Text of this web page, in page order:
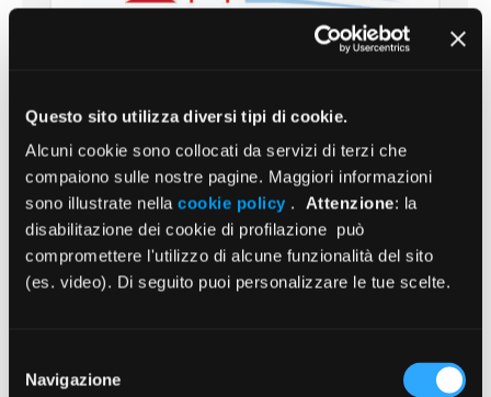
Questo sito utilizza diversi tipi di cookie.
Alcuni cookie sono collocati da servizi di terzi che
compaiono sulle nostre pagine. Maggiori informazioni
sono illustrate nella cookie policy . Attenzione: la
disabilitazione dei cookie di profilazione può
compromettere l'utilizzo di alcune funzionalità del sito
(es. video). Di seguito puoi personalizzare le tue scelte.
delNavigazione
malattia 30gg
CORPORATE INSURANCE